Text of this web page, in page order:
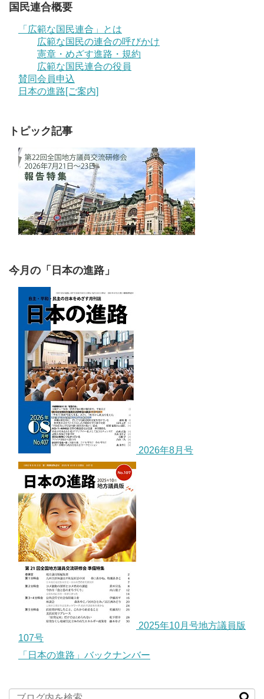
国民連合概要
「広範な国民連合」とは
広範な国民の連合の呼びかけ
憲章・めざす進路・規約
広範な国民連合の役員
賛同会員申込
日本の進路[ご案内]
トピック記事
今月の「日本の進路」
2026年8月号
2025年10月号地方議員版
107号
「日本の進路」バックナンバー